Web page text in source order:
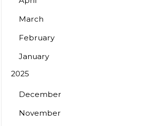
March
February
January
2025
December
November